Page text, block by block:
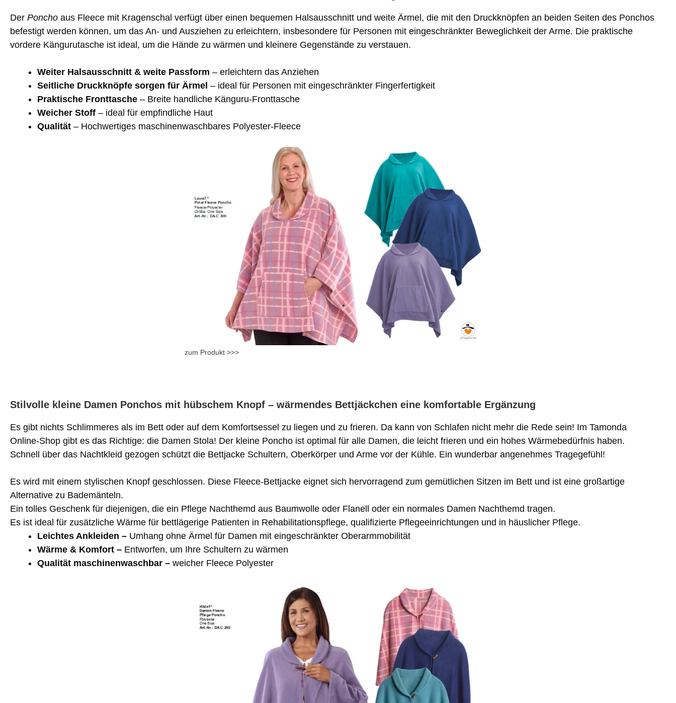
Der Poncho aus Fleece mit Kragenschal verfügt über einen bequemen Halsausschnitt und weite Ärmel, die mit den Druckknöpfen an beiden Seiten des Ponchos
befestigt werden können, um das An- und Ausziehen zu erleichtern, insbesondere für Personen mit eingeschränkter Beweglichkeit der Arme. Die praktische
vordere Kängurutasche ist ideal, um die Hände zu wärmen und kleinere Gegenstände zu verstauen.
Weiter Halsausschnitt & weite Passform – erleichtern das Anziehen
Seitliche Druckknöpfe sorgen für Ärmel – ideal für Personen mit eingeschränkter Fingerfertigkeit
Praktische Fronttasche – Breite handliche Känguru-Fronttasche
Weicher Stoff – ideal für empfindliche Haut
Qualität – Hochwertiges maschinenwaschbares Polyester-Fleece
zum Produkt >>>
Stilvolle kleine Damen Ponchos mit hübschem Knopf – wärmendes Bettjäckchen eine komfortable Ergänzung
Es gibt nichts Schlimmeres als im Bett oder auf dem Komfortsessel zu liegen und zu frieren. Da kann von Schlafen nicht mehr die Rede sein! Im Tamonda
Online-Shop gibt es das Richtige: die Damen Stola! Der kleine Poncho ist optimal für alle Damen, die leicht frieren und ein hohes Wärmebedürfnis haben.
Schnell über das Nachtkleid gezogen schützt die Bettjacke Schultern, Oberkörper und Arme vor der Kühle. Ein wunderbar angenehmes Tragegefühl!
Es wird mit einem stylischen Knopf geschlossen. Diese Fleece-Bettjacke eignet sich hervorragend zum gemütlichen Sitzen im Bett und ist eine großartige
Alternative zu Bademänteln.
Ein tolles Geschenk für diejenigen, die ein Pflege Nachthemd aus Baumwolle oder Flanell oder ein normales Damen Nachthemd tragen.
Es ist ideal für zusätzliche Wärme für bettlägerige Patienten in Rehabilitationspflege, qualifizierte Pflegeeinrichtungen und in häuslicher Pflege.
Leichtes Ankleiden – Umhang ohne Ärmel für Damen mit eingeschränkter Oberarmmobilität
Wärme & Komfort – Entworfen, um Ihre Schultern zu wärmen
Qualität maschinenwaschbar – weicher Fleece Polyester